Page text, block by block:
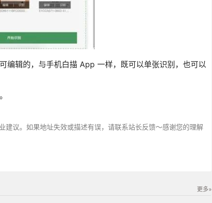
编辑的，与手机白描 App 一样，既可以单张识别，也可以
议。如果地址失效或描述有误，请联系站长反馈～感谢您的理解
更多»